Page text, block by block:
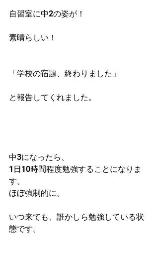
自習室に中2の姿が！
素晴らしい！
「学校の宿題、終わりました」
と報告してくれました。
中3になったら、
1日10時間程度勉強することになりま
す。
ほぼ強制的に。
いつ来ても、誰かしら勉強している状
態です。